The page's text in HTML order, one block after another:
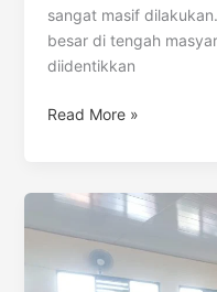
sangat masif
besar di tengah
diidentikkan
Read More »
Sinergi
Pangan
Banten: